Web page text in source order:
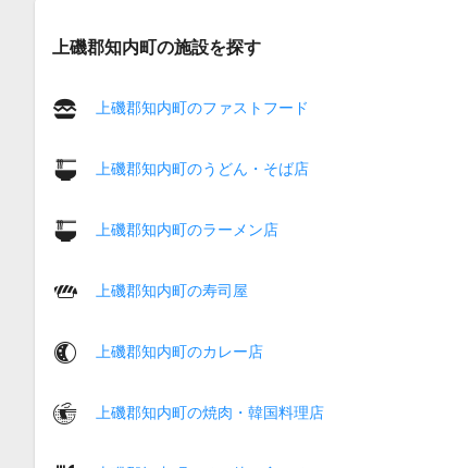
上磯郡知内町の施設を探す
上磯郡知内町のファストフード
上磯郡知内町のうどん・そば店
上磯郡知内町のラーメン店
上磯郡知内町の寿司屋
上磯郡知内町のカレー店
上磯郡知内町の焼肉・韓国料理店